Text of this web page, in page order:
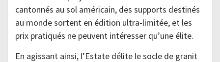
cantonnés au sol américain, des supports destinés
au monde sortent en édition ultra-limitée, et les
prix pratiqués ne peuvent intéresser qu’une élite.
En agissant ainsi, l’Estate délite le socle de granit